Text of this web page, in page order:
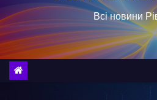
о
в
Всі новини